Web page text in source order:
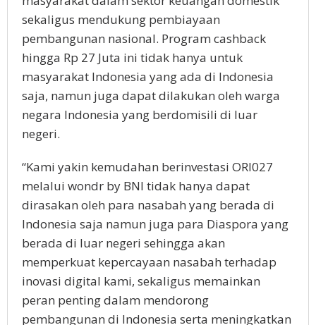
sekaligus mendukung pembiayaan
pembangunan nasional. Program cashback
hingga Rp 27 Juta ini tidak hanya untuk
masyarakat Indonesia yang ada di Indonesia
saja, namun juga dapat dilakukan oleh warga
negara Indonesia yang berdomisili di luar
negeri.
“Kami yakin kemudahan berinvestasi ORI027
melalui wondr by BNI tidak hanya dapat
dirasakan oleh para nasabah yang berada di
Indonesia saja namun juga para Diaspora yang
berada di luar negeri sehingga akan
memperkuat kepercayaan nasabah terhadap
inovasi digital kami, sekaligus memainkan
peran penting dalam mendorong
pembangunan di Indonesia serta meningkatkan